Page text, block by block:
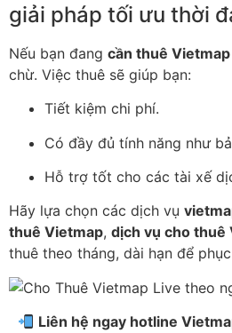
giải pháp tối ưu thời
Nếu bạn đang cần thuê Vietmap
chừ. Việc thuê sẽ giúp bạn:
Tiết kiệm chi phí.
Có đầy đủ tính năng như
Hỗ trợ tốt cho các tài xế
Hãy lựa chọn các dịch vụ
thuê Vietmap, dịch vụ cho thuê
thuê theo tháng, dài hạn để
Liên hệ ngay hotline